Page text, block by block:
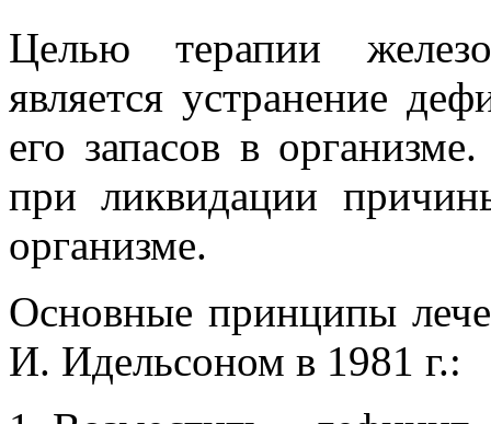
Целью терапии
является устранение
его запасов в
при ликвидации
организме.
Основные принципы
И. Идельсоном в 1981 г.: